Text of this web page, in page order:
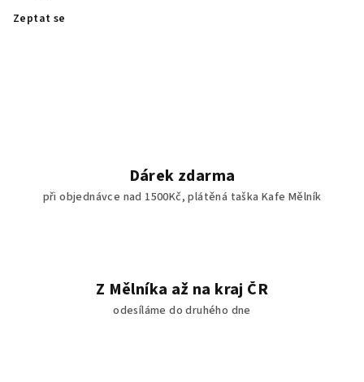
Zeptat se
Dárek zdarma
při objednávce nad 1500Kč, plátěná taška Kafe Mělník
Z Mělníka až na kraj ČR
odesíláme do druhého dne